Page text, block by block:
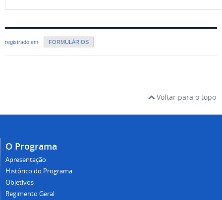
registrado em: FORMULÁRIOS
Voltar para o topo
O Programa
Apresentação
Histórico do Programa
Objetivos
Regimento Geral